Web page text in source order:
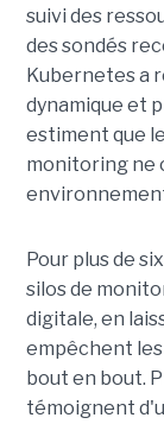
suivi des
des sondés
Kubernetes a
dynamique et
estiment que
monitoring ne
Pour plus de
silos de
digitale, en
empêchent
bout en bout.
témoignent